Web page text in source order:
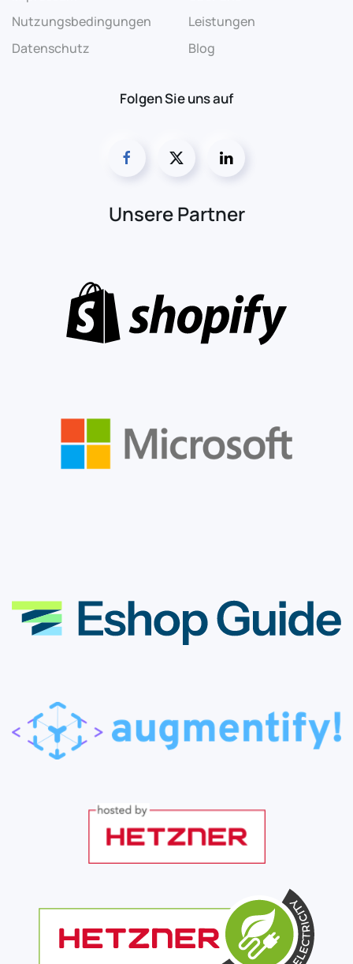
Nutzungsbedingungen
Datenschutz
Leistungen
Blog
Folgen Sie uns auf
Unsere Partner